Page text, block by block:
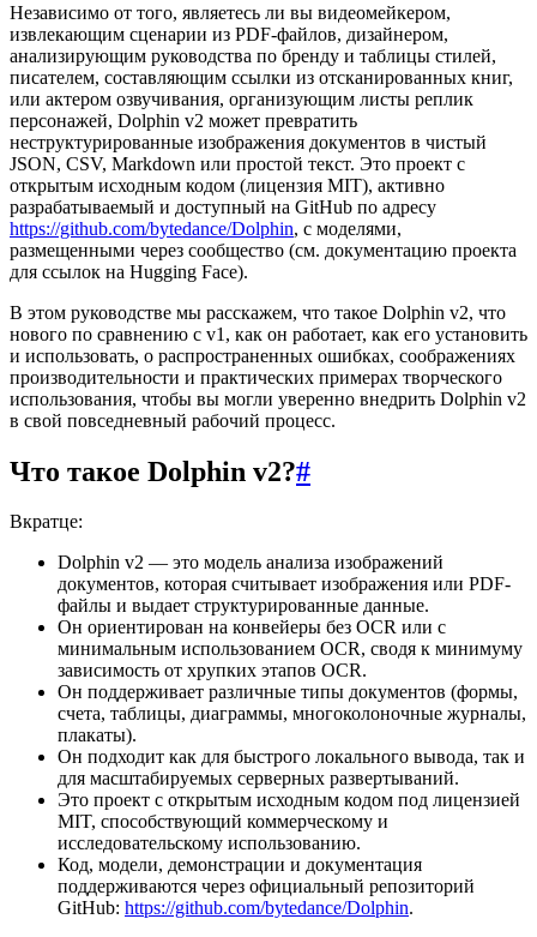
Независимо от того, являетесь ли вы видеомейкером,
извлекающим сценарии из PDF-файлов, дизайнером,
анализирующим руководства по бренду и таблицы стилей,
писателем, составляющим ссылки из отсканированных книг,
или актером озвучивания, организующим листы реплик
персонажей, Dolphin v2 может превратить
неструктурированные изображения документов в чистый
JSON, CSV, Markdown или простой текст. Это проект с
открытым исходным кодом (лицензия MIT), активно
разрабатываемый и доступный на GitHub по адресу
https://github.com/bytedance/Dolphin, с моделями,
размещенными через сообщество (см. документацию проекта
для ссылок на Hugging Face).
В этом руководстве мы расскажем, что такое Dolphin v2, что
нового по сравнению с v1, как он работает, как его установить
и использовать, о распространенных ошибках, соображениях
производительности и практических примерах творческого
использования, чтобы вы могли уверенно внедрить Dolphin v2
в свой повседневный рабочий процесс.
Что такое Dolphin v2?#
Вкратце:
Dolphin v2 — это модель анализа изображений
документов, которая считывает изображения или PDF-
файлы и выдает структурированные данные.
Он ориентирован на конвейеры без OCR или с
минимальным использованием OCR, сводя к минимуму
зависимость от хрупких этапов OCR.
Он поддерживает различные типы документов (формы,
счета, таблицы, диаграммы, многоколоночные журналы,
плакаты).
Он подходит как для быстрого локального вывода, так и
для масштабируемых серверных развертываний.
Это проект с открытым исходным кодом под лицензией
MIT, способствующий коммерческому и
исследовательскому использованию.
Код, модели, демонстрации и документация
поддерживаются через официальный репозиторий
GitHub: https://github.com/bytedance/Dolphin.